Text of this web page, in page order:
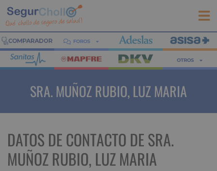
FOROS
OTROS
SRA. MUÑOZ RUBIO, LUZ MARIA
DATOS DE CONTACTO DE SRA.
MUÑOZ RUBIO, LUZ MARIA